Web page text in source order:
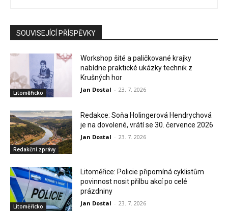
SOUVISEJÍCÍ PŘÍSPĚVKY
Litoměřicko
Workshop šité a paličkované krajky
nabídne praktické ukázky technik z
Krušných hor
Jan Dostal - 23. 7. 2026
Redakční zprávy
Redakce: Soňa Holingerová Hendrychová
je na dovolené, vrátí se 30. července 2026
Jan Dostal - 23. 7. 2026
Litoměřicko
Litoměřice: Policie připomíná cyklistům
povinnost nosit přilbu akcí po celé
prázdniny
Jan Dostal - 23. 7. 2026